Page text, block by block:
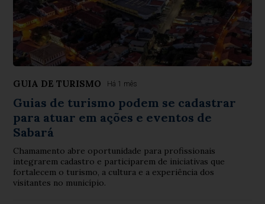
GUIA DE TURISMO Há 1 mês
Guias de turismo podem se cadastrar
para atuar em ações e eventos de
Sabará
Chamamento abre oportunidade para profissionais
integrarem cadastro e participarem de iniciativas que
fortalecem o turismo, a cultura e a experiência dos
visitantes no município.